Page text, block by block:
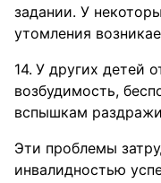
задании. У
утомления
У других детей
возбудимость,
вспышкам
Эти проблемы
инвалидностью